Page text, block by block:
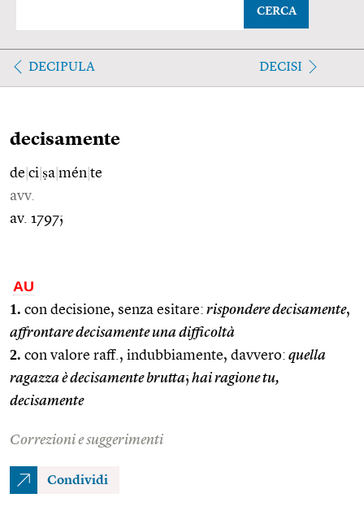
CERCA
DECIPULA DECISI
decisamente
de ci ṣa mén te
avv.
av. 1797;
AU
1. con decisione, senza esitare: rispondere decisamente,
affrontare decisamente una difficoltà
2. con valore raff., indubbiamente, davvero: quella
ragazza è decisamente brutta; hai ragione tu,
decisamente
Correzioni e suggerimenti
Condividi